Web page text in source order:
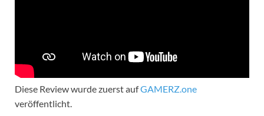
Diese Review wurde zuerst aufGAMERZ.one
veröffentlicht.